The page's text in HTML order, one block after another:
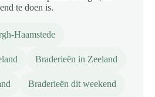
te doen is.
Haamstede
Braderieën in Zeeland
Braderieën dit weekend